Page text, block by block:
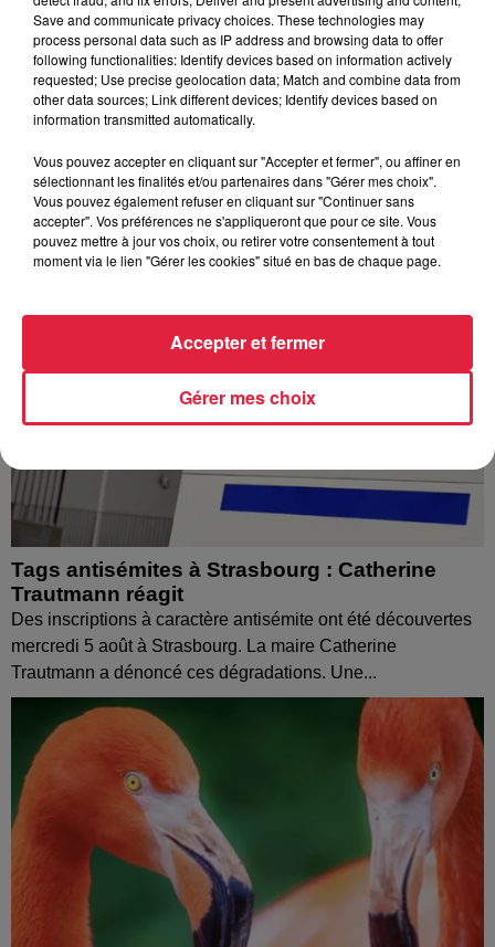
À Hoerdt, de l’eau brune sort des robinets
Depuis plusieurs jours, des habitants de Hoerdt ont vu de
nombreuses interrogations, la municipalité a pris...
Tags antisémites à Strasbourg : Catherine
Trautmann réagit
Des inscriptions à caractère antisémite ont été découvertes
mercredi 5 août à Strasbourg. La maire Catherine
Trautmann a dénoncé ces dégradations. Une...
Save and communicate privacy choices. These technologies may
process personal data such as IP address and browsing data to offer
following functionalities: Identify devices based on information actively
requested; Use precise geolocation data; Match and combine data from
other data sources; Link different devices; Identify devices based on
information transmitted automatically.
Vous pouvez accepter en cliquant sur "Accepter et fermer", ou affiner en
sélectionnant les finalités et/ou partenaires dans "Gérer mes choix".
Vous pouvez également refuser en cliquant sur "Continuer sans
accepter". Vos préférences ne s'appliqueront que pour ce site. Vous
pouvez mettre à jour vos choix, ou retirer votre consentement à tout
moment via le lien "Gérer les cookies" situé en bas de chaque page.
Gérer mes choix
Accepter et fermer